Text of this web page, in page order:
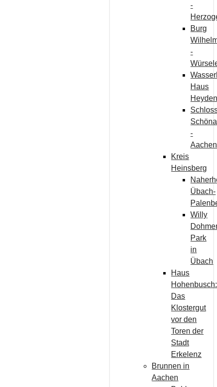
-
Burg
-
Haus
-
Aachen
Kreis
Heinsberg
Übach-
Willy
Park
in
Übach
Haus
Hohenbusch:
Das
Klostergut
vor den
Toren der
Stadt
Erkelenz
Brunnen in
Aachen